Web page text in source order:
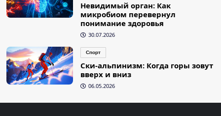
Невидимый орган: Как
микробиом перевернул
понимание здоровья
30.07.2026
Спорт
Ски-альпинизм: Когда горы зовут
вверх и вниз
06.05.2026